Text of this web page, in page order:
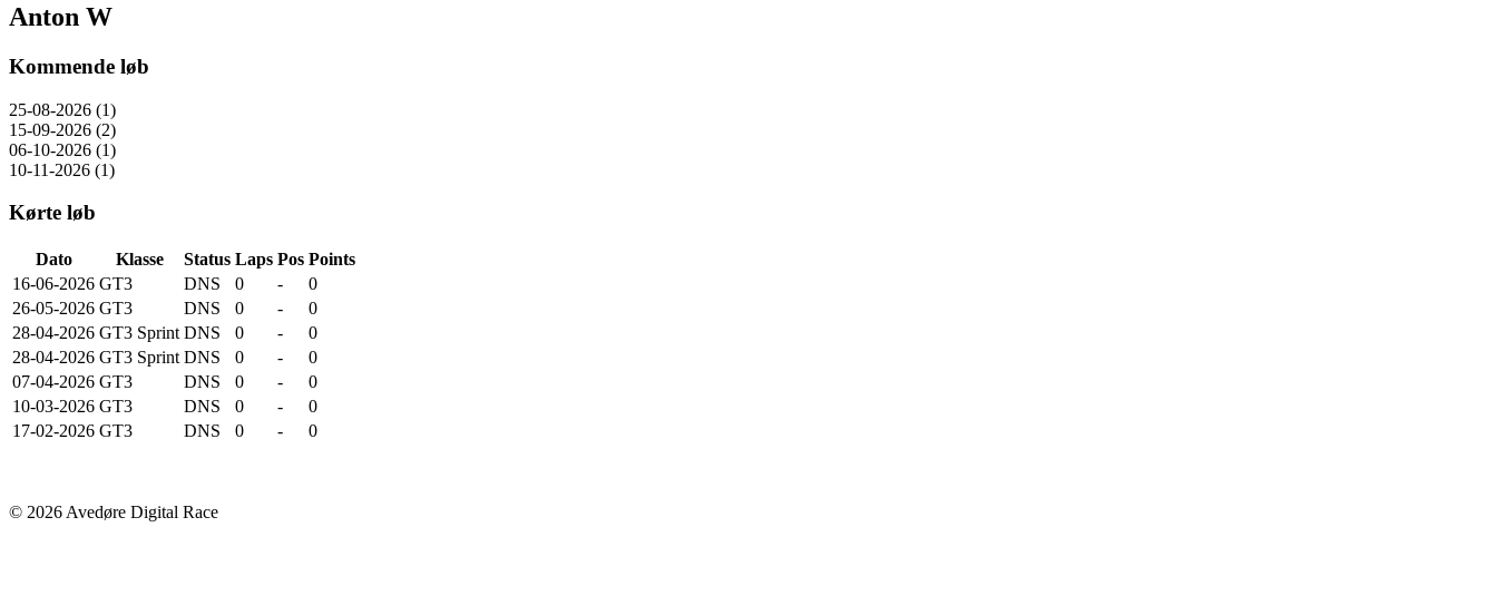
Anton W
Kommende løb
25-08-2026 (1)
15-09-2026 (2)
06-10-2026 (1)
10-11-2026 (1)
Kørte løb
Dato Klasse Status Laps Pos Points
16-06-2026 GT3 DNS 0 -
0
26-05-2026 GT3 DNS 0 -
0
28-04-2026 GT3 Sprint DNS 0 -
0
28-04-2026 GT3 Sprint DNS 0 -
0
07-04-2026 GT3 DNS 0 -
0
10-03-2026 GT3 DNS 0 -
0
17-02-2026 GT3 DNS 0 - 0
© 2026 Avedøre Digital Race